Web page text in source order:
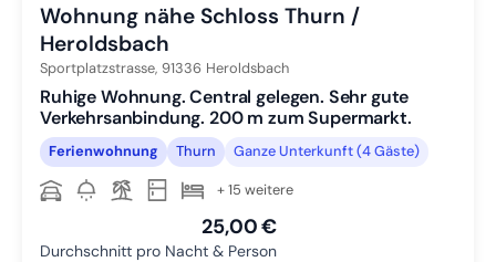
Wohnung nähe Schloss Thurn /
Heroldsbach
Sportplatzstrasse, 91336 Heroldsbach
Ruhige Wohnung. Central gelegen. Sehr gute
Verkehrsanbindung. 200 m zum Supermarkt.
Ferienwohnung Thurn Ganze Unterkunft (4 Gäste)
+ 15 weitere
25,00 €
Durchschnitt pro Nacht & Person